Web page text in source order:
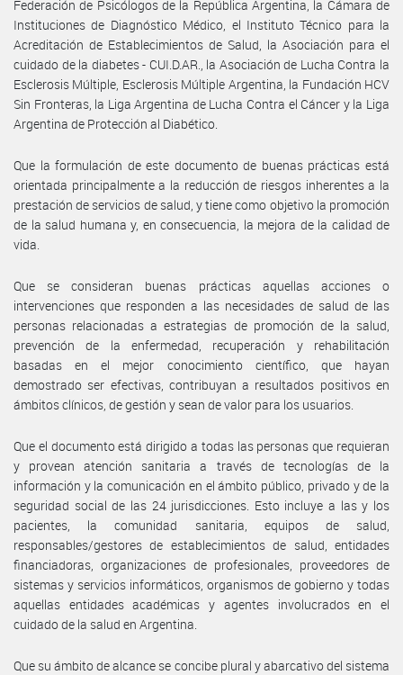
Federación de Psicólogos de la República Argentina, la Cámara de
Instituciones de Diagnóstico Médico, el Instituto Técnico para la
Acreditación de Establecimientos de Salud, la Asociación para el
cuidado de la diabetes - CUI.D.AR., la Asociación de Lucha Contra la
Esclerosis Múltiple, Esclerosis Múltiple Argentina, la Fundación HCV
Sin Fronteras, la Liga Argentina de Lucha Contra el Cáncer y la Liga
Argentina de Protección al Diabético.
Que la formulación de este documento de buenas prácticas está
orientada principalmente a la reducción de riesgos inherentes a la
prestación de servicios de salud, y tiene como objetivo la promoción
de la salud humana y, en consecuencia, la mejora de la calidad de
vida.
Que se consideran buenas prácticas aquellas acciones o
intervenciones que responden a las necesidades de salud de las
personas relacionadas a estrategias de promoción de la salud,
prevención de la enfermedad, recuperación y rehabilitación
basadas en el mejor conocimiento científico, que hayan
demostrado ser efectivas, contribuyan a resultados positivos en
ámbitos clínicos, de gestión y sean de valor para los usuarios.
Que el documento está dirigido a todas las personas que requieran
y provean atención sanitaria a través de tecnologías de la
información y la comunicación en el ámbito público, privado y de la
seguridad social de las 24 jurisdicciones. Esto incluye a las y los
pacientes, la comunidad sanitaria, equipos de salud,
responsables/gestores de establecimientos de salud, entidades
financiadoras, organizaciones de profesionales, proveedores de
sistemas y servicios informáticos, organismos de gobierno y todas
aquellas entidades académicas y agentes involucrados en el
cuidado de la salud en Argentina.
Que su ámbito de alcance se concibe plural y abarcativo del sistema